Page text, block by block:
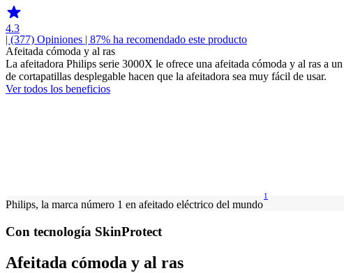
4.3
| (377) Opiniones | 87% ha recomendado este producto
Afeitada cómoda y al ras
La afeitadora Philips serie 3000X le ofrece una afeitada cómoda y al ras a
de cortapatillas desplegable hacen que la afeitadora sea muy fácil de usar.
Ver todos los beneficios
Philips, la marca número 1 en afeitado eléctrico del mundo
1
Con tecnología SkinProtect
Afeitada cómoda y al ras